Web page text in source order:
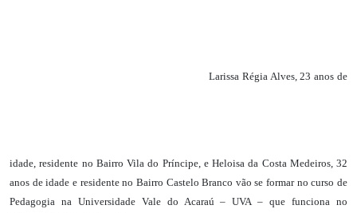
Larissa Régia Alves, 23 anos de
idade, residente no Bairro Vila do Príncipe, e Heloisa da Costa Medeiros, 32
anos de idade e residente no Bairro Castelo Branco vão se formar no curso de
Pedagogia na Universidade Vale do Acaraú – UVA – que funciona no